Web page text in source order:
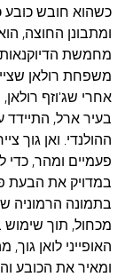
כשהוא חובש כובע
ומתבונן החוצה,
מחמשת
משפחת רולאן
אחרי שג'וזף
בעיר ארל, התיידד
ההולנדי. ואן גוך
פעמיים ומהר, כדי
במדויק את הבעת
בתמונה הרמוניה
מכחול, תוך שימוש
האופייני לואן
ומאיר את הכובע